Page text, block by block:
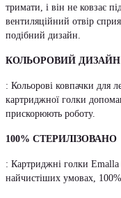
тримати, і він не ковзає
вентиляційний отвір
подібний дизайн.
КОЛЬОРОВИЙ ДИЗАЙН
: Кольорові ковпачки для
картриджної голки
прискорюють роботу.
100% СТЕРИЛІЗОВАНО
: Картриджні голки
найчистіших умовах,